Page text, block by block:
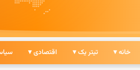
خانه ▾ تیتر یک ▾ اقتصادی ▾